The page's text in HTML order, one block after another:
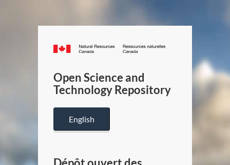
Canada.ca
/
Canada
Open Science and
Technology Repository
English